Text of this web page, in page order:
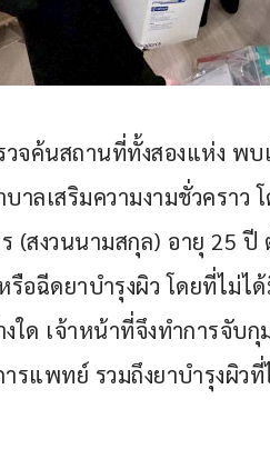
วจค้นสถานที่ทั้งสองแห่ง
าลเสริมความงามชั่วครา
(สงวนนามสกุล) อายุ 25 ปี
รือฉีดยาบำรุงผิว โดยที่ไม่
ใด เจ้าหน้าที่จึงทำการจับ
รแพทย์ รวมถึงยาบำรุงผิว